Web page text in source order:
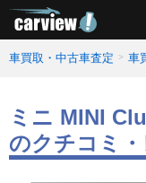
車買取・中古車査定 車
ミニ MINI
のクチコミ